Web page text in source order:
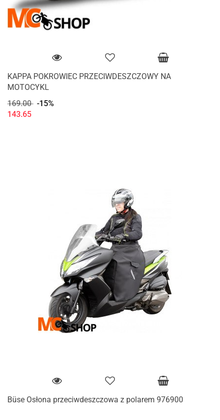
KAPPA POKROWIEC PRZECIWDESZCZOWY NA
MOTOCYKL
169.00 -15%
143.65
Büse Osłona przeciwdeszczowa z polarem 976900